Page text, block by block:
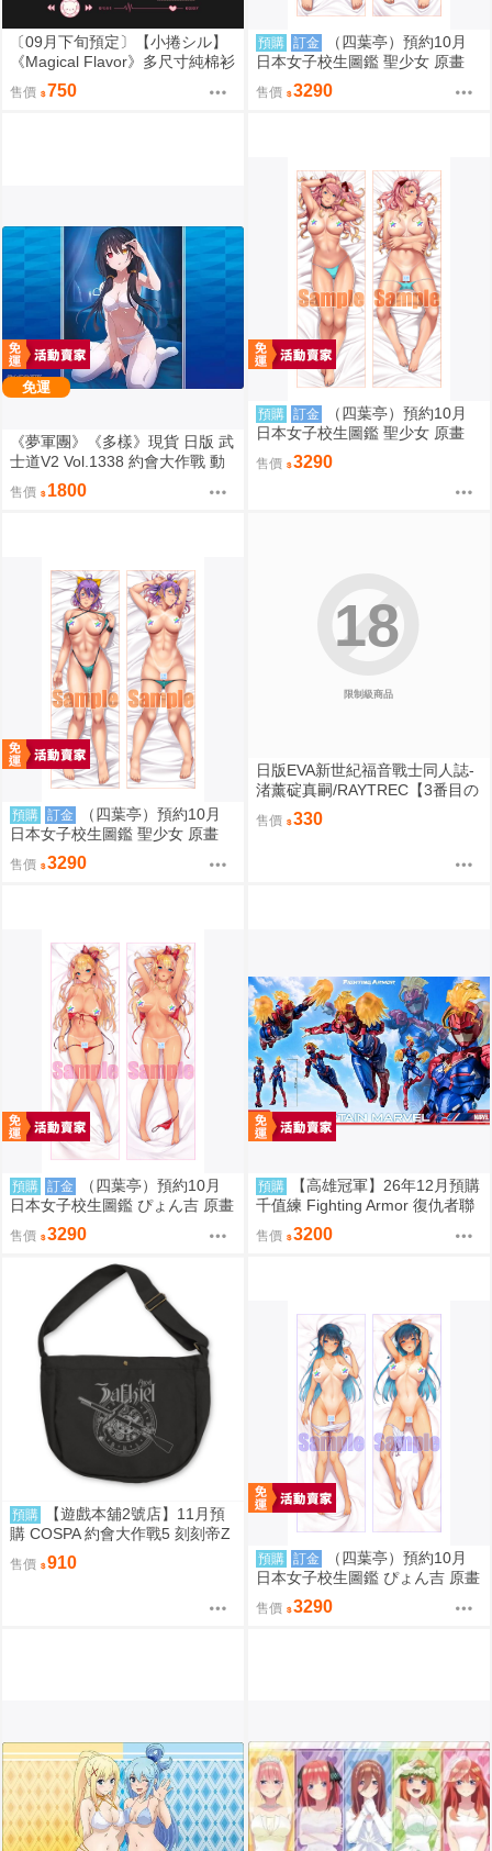
〔09月下旬預定〕【小捲シル】
《Magical Flavor》多尺寸純棉衫
⬢黑市兔－星球蛋糕捲☆ (parod
y: maimai マイマイ) FF47
售價 750
預購 訂金
（四葉亭）預約10月
日本女子校生圖鑑 聖少女 原畫
嵯峨野えみる 日曬ver 抱枕套 08
26
售價 3290
免運
《夢軍團》《多樣》現貨 日版 武
士道V2 Vol.1338 約會大作戰 動
漫桌墊 卡墊 時崎狂三
售價 1800
預購 訂金
（四葉亭）預約10月
日本女子校生圖鑑 聖少女 原畫
壬生川ほのか 日曬ver 抱枕套 08
26
售價 3290
預購 訂金
（四葉亭）預約10月
日本女子校生圖鑑 聖少女 原畫
常磐るり 日曬ver 抱枕套 0826
售價 3290
限制級商品
18
日版EVA新世紀福音戰士同人誌-
渚薰碇真嗣/RAYTREC【3番目の
呪い3】
售價 330
預購 訂金
（四葉亭）預約10月
日本女子校生圖鑑 ぴょん吉 原畫
国分寺美紗 日曬ver 抱枕套 0826
售價 3290
預購
【高雄冠軍】26年12月預購
千值練 Fighting Armor 復仇者聯
盟終局之戰 鋼鐵人 驚奇隊長 免
訂金0910
售價 3200
預購
【遊戲本舖2號店】11月預
購 COSPA 約會大作戰5 刻刻帝Z
aphkiel 報童包 0822
售價 910 預購 訂金
（四葉亭）預約10月
日本女子校生圖鑑 ぴょん吉 原畫
如月咲友里 日曬ver 抱枕套 0826
售價 3290